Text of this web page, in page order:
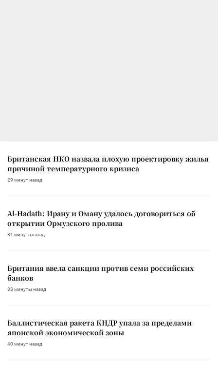
Британская НКО назвала плохую проектировку жилья
причиной температурного кризиса
29 минут назад
Al-Hadath: Ирану и Оману удалось договориться об
открытии Ормузского пролива
31 минута назад
Британия ввела санкции против семи российских
банков
33 минуты назад
Баллистическая ракета КНДР упала за пределами
японской экономической зоны
40 минут назад